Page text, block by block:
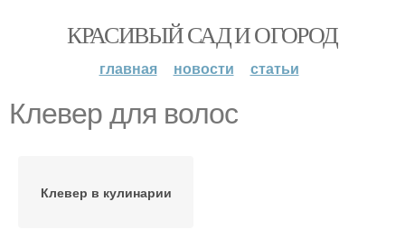
КРАСИВЫЙ САД И ОГОРОД
главная новости статьи
Клевер для волос
Клевер в кулинарии